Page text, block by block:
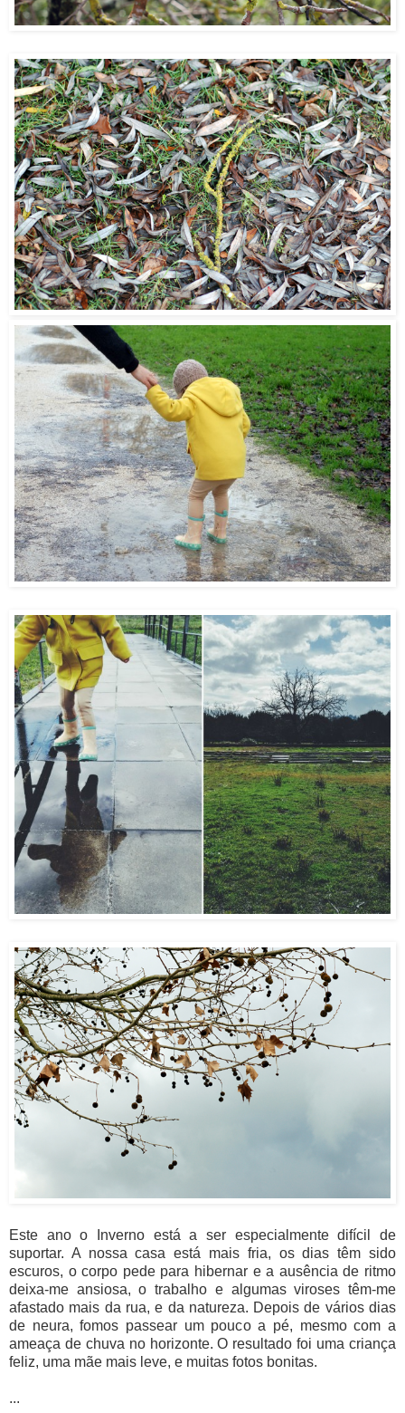
Este ano o Inverno está a ser especialmente difícil de
suportar. A nossa casa está mais fria, os dias têm sido
escuros, o corpo pede para hibernar e a ausência de ritmo
deixa-me ansiosa, o trabalho e algumas viroses têm-me
afastado mais da rua, e da natureza. Depois de vários dias
de neura, fomos passear um pouco a pé, mesmo com a
ameaça de chuva no horizonte. O resultado foi uma criança
feliz, uma mãe mais leve, e muitas fotos bonitas.
...